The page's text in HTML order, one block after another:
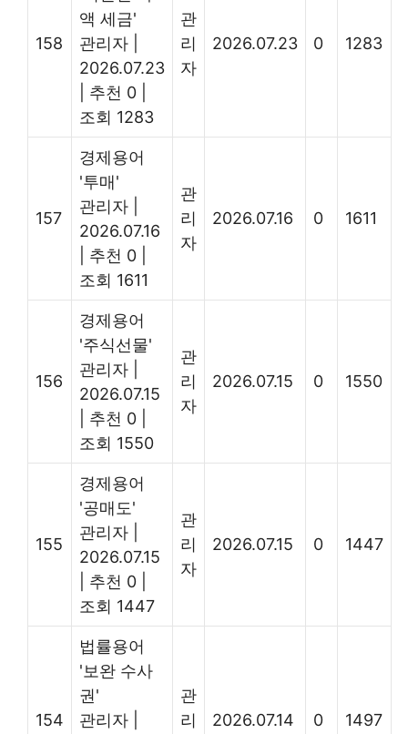
158
액 세금'
관리자
2026.07.23
추천 0
조회 1283
관
리
자
2026.07.23 0 1283
157
경제용어
'투매'
관리자
2026.07.16
추천 0
조회 1611
관
리
자
2026.07.16 0 1611
156
경제용어
'주식선물'
관리자
2026.07.15
추천 0
조회 1550
관
리
자
2026.07.15 0 1550
155
경제용어
'공매도'
관리자
2026.07.15
추천 0
조회 1447
관
리
자
2026.07.15 0 1447
154
법률용어
'보완 수사
권'
관리자
관
리
2026.07.14 0 1497